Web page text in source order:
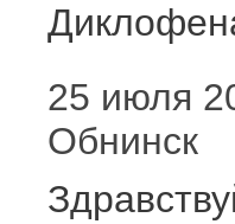
25 июля
Обнинск